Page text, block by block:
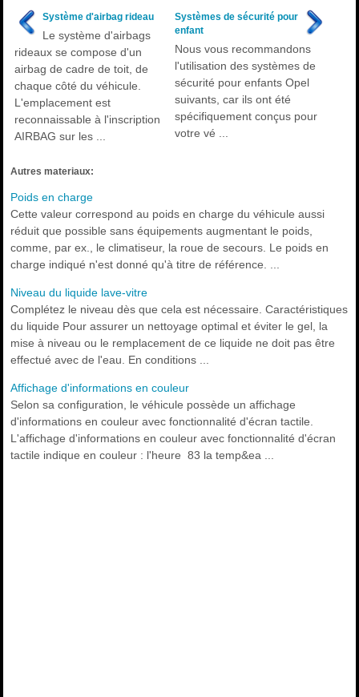
Système d'airbag rideau
Le système d'airbags
rideaux se compose d'un
airbag de cadre de toit, de
chaque côté du véhicule.
L'emplacement est
reconnaissable à l'inscription
AIRBAG sur les ...
Systèmes de sécurité pour
enfant
Nous vous recommandons
l'utilisation des systèmes de
sécurité pour enfants Opel
suivants, car ils ont été
spécifiquement conçus pour
votre vé ...
Autres materiaux:
Poids en charge
Cette valeur correspond au poids en charge du véhicule aussi
réduit que possible sans équipements augmentant le poids,
comme, par ex., le climatiseur, la roue de secours. Le poids en
charge indiqué n'est donné qu'à titre de référence. ...
Niveau du liquide lave-vitre
Complétez le niveau dès que cela est nécessaire. Caractéristiques
du liquide Pour assurer un nettoyage optimal et éviter le gel, la
mise à niveau ou le remplacement de ce liquide ne doit pas être
effectué avec de l'eau. En conditions ...
Affichage d'informations en couleur
Selon sa configuration, le véhicule possède un affichage
d'informations en couleur avec fonctionnalité d'écran tactile.
L'affichage d'informations en couleur avec fonctionnalité d'écran
tactile indique en couleur : l'heure 83 la temp&ea ...